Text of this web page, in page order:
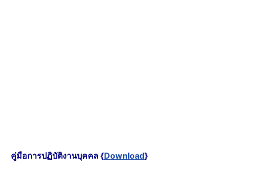
คู่มือการปฏิบัติงานบุคคล {Download}